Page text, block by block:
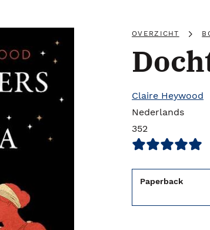
OVERZICHT
Claire Heywood
Nederlands
352
Paperback